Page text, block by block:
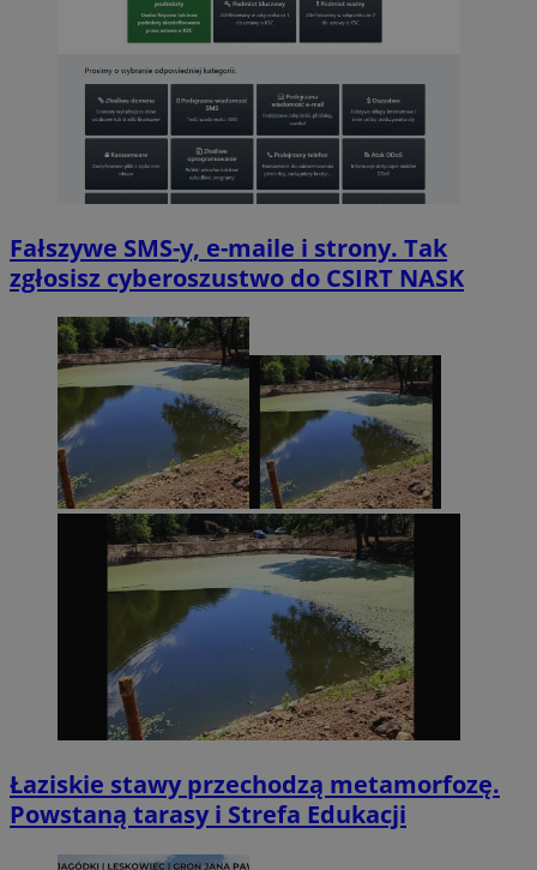
Fałszywe SMS-y, e-maile i strony. Tak
zgłosisz cyberoszustwo do CSIRT NASK
Łaziskie stawy przechodzą metamorfozę.
Powstaną tarasy i Strefa Edukacji